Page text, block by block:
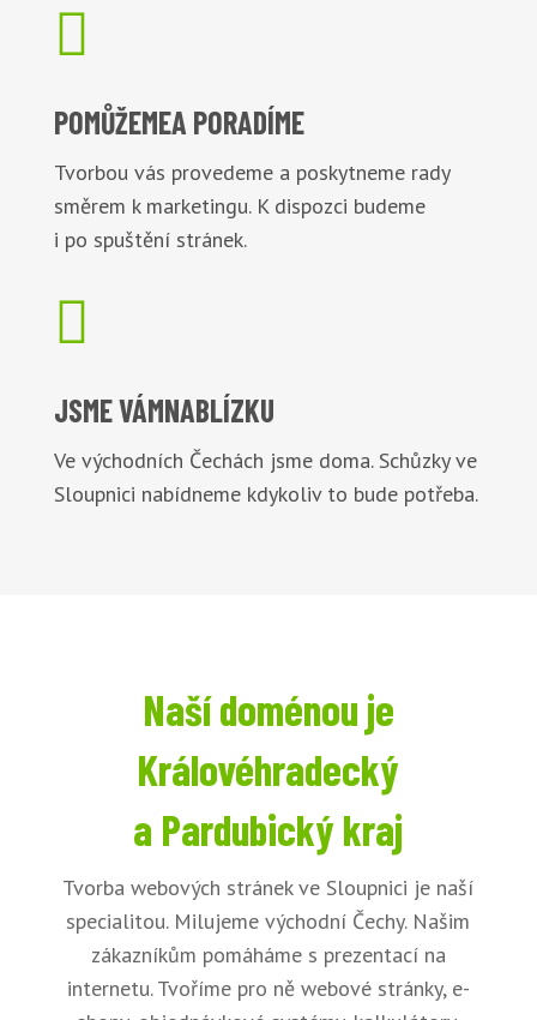

POMŮŽEMEA PORADÍME
Tvorbou vás provedeme a poskytneme rady
směrem k marketingu. K dispozci budeme
i po spuštění stránek.

JSME VÁMNABLÍZKU
Ve východních Čechách jsme doma. Schůzky ve
Sloupnici nabídneme kdykoliv to bude potřeba.
Naší doménou je
Královéhradecký
a Pardubický kraj
Tvorba webových stránek ve Sloupnici je naší
specialitou. Milujeme východní Čechy. Našim
zákazníkům pomáháme s prezentací na
internetu. Tvoříme pro ně webové stránky, e-